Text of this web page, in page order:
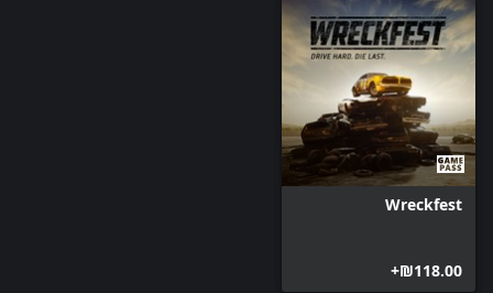
Wreckfest
‪₪‎118.00‬+